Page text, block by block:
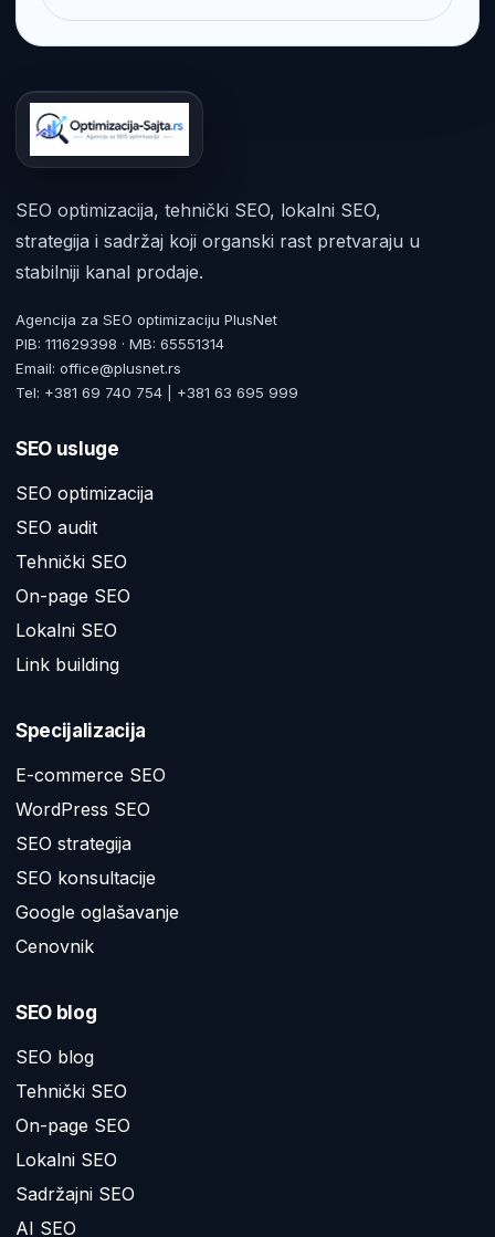
SEO optimizacija, tehnički SEO, lokalni SEO,
strategija i sadržaj koji organski rast pretvaraju u
stabilniji kanal prodaje.
Agencija za SEO optimizaciju PlusNet
PIB: 111629398 · MB: 65551314
Email: office@plusnet.rs
Tel: +381 69 740 754 | +381 63 695 999
SEO usluge
SEO optimizacija
SEO audit
Tehnički SEO
On-page SEO
Lokalni SEO
Link building
Specijalizacija
E-commerce SEO
WordPress SEO
SEO strategija
SEO konsultacije
Google oglašavanje
Cenovnik
SEO blog
SEO blog
Tehnički SEO
On-page SEO
Lokalni SEO
Sadržajni SEO
AI SEO